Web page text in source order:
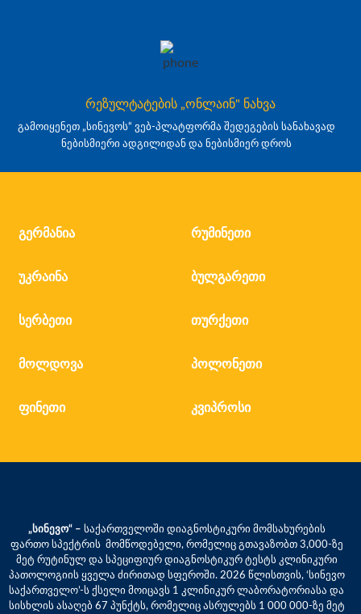
რეზულტატების „ონლაინ" ნახვა
გამოიყენეთ „სინევოს“ ვებ-პლატფორმა შედეგების სანახავად
ნებისმიერი ადგილიდან და ნებისმიერ დროს
გერმანია რუმინეთი
უკრაინა ბულგარეთი
სერბეთი თურქეთი
მოლდოვა პოლონეთი
ფინეთი კვიპროსი
„სინევო“ – საქართველოში დიაგნოსტიკური მომსახურების
ფართო სპექტრის მომწოდებელი, რომელიც გთავაზობთ 3,000-ზე
მეტ რუტინულ და სპეციფიურ დიაგნოსტიკურ ტესტს კლინიკური
პათოლოგიის ყველა ძირითად სფეროში. 2026 წლისთვის, ‘სინევო
საქართველო’-ს ქსელი მოიცავს 1 კლინიკურ ლაბორატორიასა და
სისხლის ასაღებ 67 პუნქტს, რომელიც ასრულებს 1 000 000-ზე მეტ